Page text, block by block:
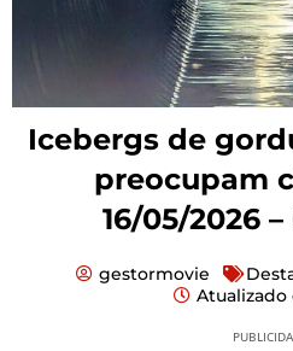
Icebergs de
preocupam
16/05/2026
gestormovie
Atualizado